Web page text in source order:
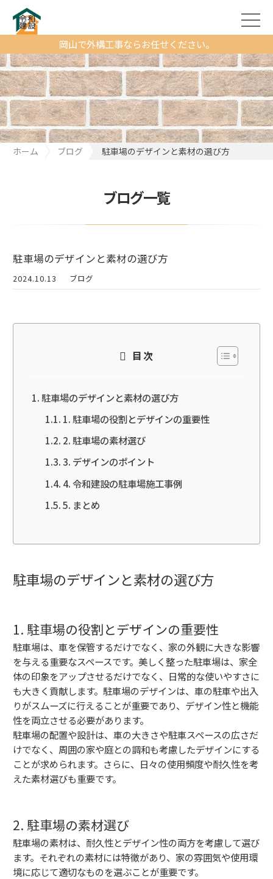
岡山で外構工事ならお任せください。
ホーム ブログ 駐車場のデザインと素材の選び方
ブログ一覧
駐車場のデザインと素材の選び方
2024.10.13 ブログ
目次
駐車場のデザインと素材の選び方
1. 駐車場の役割とデザインの重要性
2. 駐車場の素材選び
3. デザインのポイント
4. 令和建設の駐車場施工事例
5. まとめ
駐車場のデザインと素材の選び方
1. 駐車場の役割とデザインの重要性
駐車場は、車を保管するだけでなく、家の外観に大きな影響
を与える重要なスペースです。美しく整った駐車場は、家全
体の印象をアップさせるだけでなく、日常的な使いやすさに
も大きく貢献します。駐車場のデザインは、車の駐車や出入
りがスムーズに行えることが重要であり、デザイン性と機能
性を両立させる必要があります。
駐車場の配置や設計は、車の大きさや駐車スペースの広さだ
けでなく、周囲の家や庭との調和も考慮したデザインにする
ことが求められます。さらに、日々の使用頻度や耐久性を考
えた素材選びも重要です。
2. 駐車場の素材選び
駐車場の素材は、耐久性とデザイン性の両方を考慮して選び
ます。それぞれの素材には特徴があり、家の雰囲気や使用環
境に応じて適切なものを選ぶことが重要です。